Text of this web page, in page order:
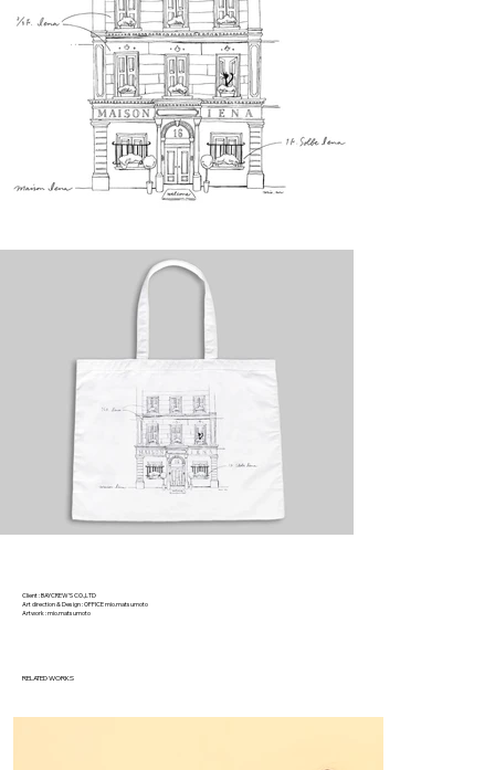
Client : BAYCREW’S CO.,LTD
Art direction & Design : OFFICE mio.matsumoto
Artwork : mio.matsumoto
RELATED WORKS